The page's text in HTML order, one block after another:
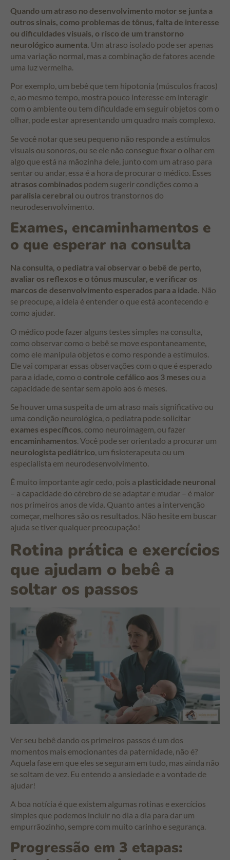
Quando um atraso no desenvolvimento motor se junta a
outros sinais, como problemas de tônus, falta de interesse
ou dificuldades visuais, o risco de um transtorno
neurológico aumenta. Um atraso isolado pode ser apenas
uma variação normal, mas a combinação de fatores acende
uma luz vermelha.
Por exemplo, um bebê que tem hipotonia (músculos fracos)
e, ao mesmo tempo, mostra pouco interesse em interagir
com o ambiente ou tem dificuldade em seguir objetos com o
olhar, pode estar apresentando um quadro mais complexo.
Se você notar que seu pequeno não responde a estímulos
visuais ou sonoros, ou se ele não consegue fixar o olhar em
algo que está na mãozinha dele, junto com um atraso para
sentar ou andar, essa é a hora de procurar o médico. Esses
atrasos combinados podem sugerir condições como a
paralisia cerebral ou outros transtornos do
neurodesenvolvimento.
Exames, encaminhamentos e
o que esperar na consulta
Na consulta, o pediatra vai observar o bebê de perto,
avaliar os reflexos e o tônus muscular, e verificar os
marcos de desenvolvimento esperados para a idade. Não
se preocupe, a ideia é entender o que está acontecendo e
como ajudar.
O médico pode fazer alguns testes simples na consulta,
como observar como o bebê se move espontaneamente,
como ele manipula objetos e como responde a estímulos.
Ele vai comparar essas observações com o que é esperado
para a idade, como o controle cefálico aos 3 meses ou a
capacidade de sentar sem apoio aos 6 meses.
Se houver uma suspeita de um atraso mais significativo ou
uma condição neurológica, o pediatra pode solicitar
exames específicos, como neuroimagem, ou fazer
encaminhamentos. Você pode ser orientado a procurar um
neurologista pediátrico, um fisioterapeuta ou um
especialista em neurodesenvolvimento.
É muito importante agir cedo, pois a plasticidade neuronal
– a capacidade do cérebro de se adaptar e mudar – é maior
nos primeiros anos de vida. Quanto antes a intervenção
começar, melhores são os resultados. Não hesite em buscar
ajuda se tiver qualquer preocupação!
Rotina prática e exercícios
que ajudam o bebê a
soltar os passos
Ver seu bebê dando os primeiros passos é um dos
momentos mais emocionantes da paternidade, não é?
Aquela fase em que eles se seguram em tudo, mas ainda não
se soltam de vez. Eu entendo a ansiedade e a vontade de
ajudar!
A boa notícia é que existem algumas rotinas e exercícios
simples que podemos incluir no dia a dia para dar um
empurrãozinho, sempre com muito carinho e segurança.
Progressão em 3 etapas: